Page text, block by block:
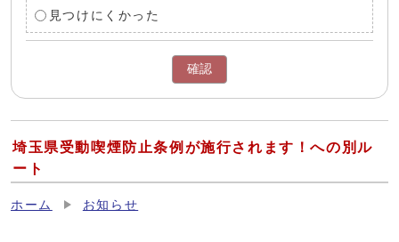
見つけにくかった
確認
埼玉県受動喫煙防止条例が施行されます！への別ル
ート
ホーム お知らせ